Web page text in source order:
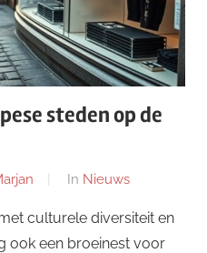
steden op de
In Nieuws
culturele diversiteit en
ook een broeinest voor